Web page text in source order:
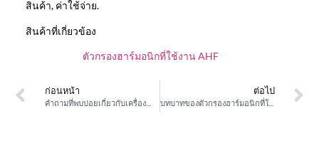
สินค้า, ค่าใช้จ่าย.
สินค้าที่เกี่ยวข้อง
ตัวกรองฮาร์มอนิกที่ใช้งาน AHF
ก่อนหน้า
คำถามที่พบบ่อยเกี่ยวกับเครื่องกำเนิด var svg Static
ต่อไป
บทบาทของตัวกรองฮาร์มอนิกที่ใช้งาน AHF ในระบบพลังงานของห้างสรรพสินค้าและอาคารพาณิชย์